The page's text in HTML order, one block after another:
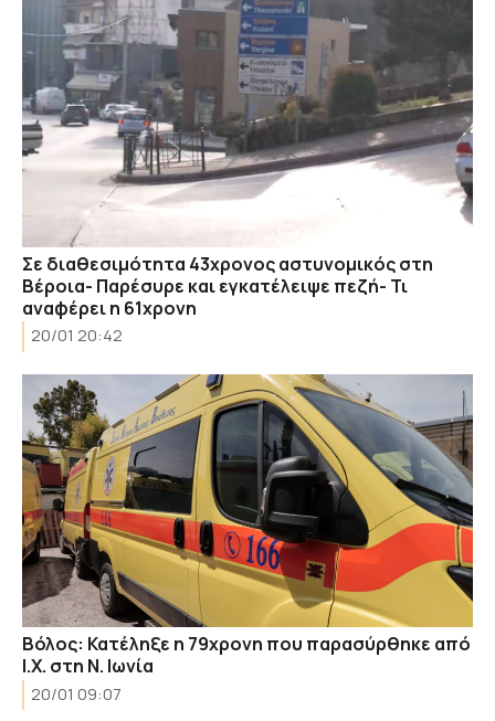
Σε διαθεσιμότητα 43χρονος αστυνομικός στη
Βέροια- Παρέσυρε και εγκατέλειψε πεζή- Τι
αναφέρει η 61χρονη
20/01 20:42
Βόλος: Κατέληξε η 79χρονη που παρασύρθηκε από
Ι.Χ. στη Ν. Ιωνία
20/01 09:07